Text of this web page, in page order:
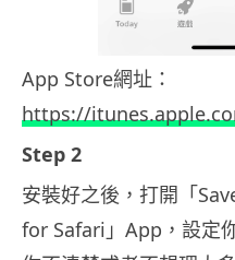
App Store網址：
https://
Step 2
安裝好之後，打開「
for Safari」App，設定